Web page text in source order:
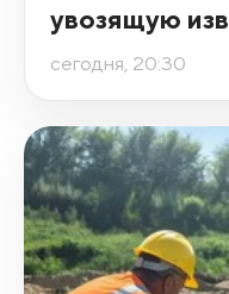
увозящую
сегодня, 20:30